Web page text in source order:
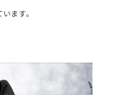
ます。